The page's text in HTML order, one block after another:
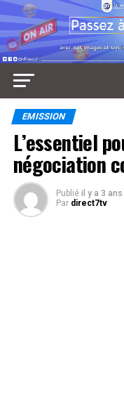
EMISSION
L’essentiel
négociation
Publié il y a 3 ans
Par direct7tv